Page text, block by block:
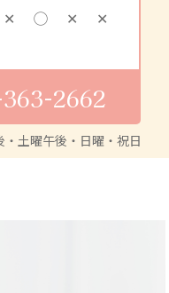
✕ ◯ ✕ ✕
2662
・土曜午後・日曜・祝日